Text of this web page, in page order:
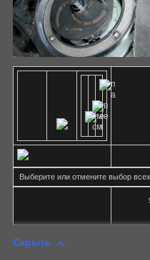
Выберите или отмените выбор всех
Скрыть